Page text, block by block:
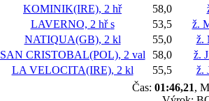
KOMINIK(IRE), 2 hř 58,0
LAVERNO, 2 hřs 53,5
ž.
NATIQUA(GB), 2 kl 55,0
ž.
SAN CRISTOBAL(POL), 2 val 58,0
ž.
LA VELOCITA(IRE), 2 kl 55,5
ž.
Čas: 01:46,21,